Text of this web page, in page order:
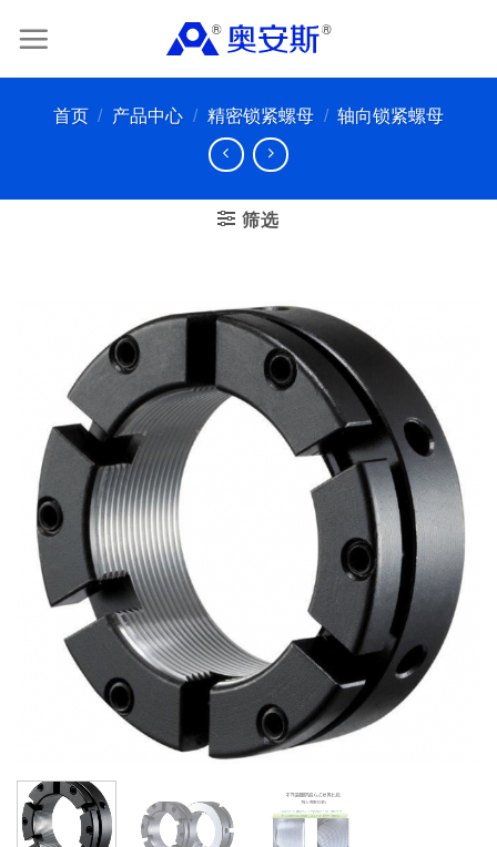
首页 / 产品中心 / 精密锁紧螺母 / 轴向锁紧螺母
筛选